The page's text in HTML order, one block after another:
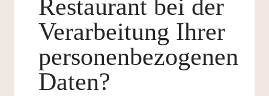
Restaurant bei der
Verarbeitung Ihrer
personenbezogenen
Daten?